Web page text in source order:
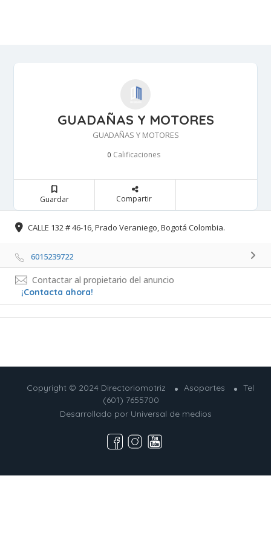
GUADAÑAS Y MOTORES
GUADAÑAS Y MOTORES
0 Calificaciones
Guardar Compartir
CALLE 132 # 46-16, Prado Veraniego, Bogotá Colombia.
6015239722
Contactar al propietario del anuncio
¡Contacta ahora!
Copyright © 2024 Directoriomotriz Asopartes
Tel
(601) 7655700
Desarrollado por Universal de medios